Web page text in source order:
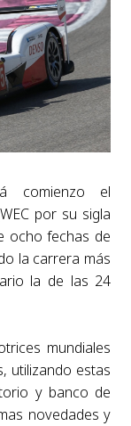
comienzo el
por su sigla
ocho fechas de
la carrera más
la de las 24
mundiales
utilizando estas
y banco de
novedades y